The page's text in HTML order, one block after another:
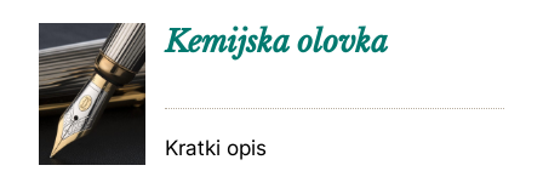
Kemijska olovka
Kratki opis